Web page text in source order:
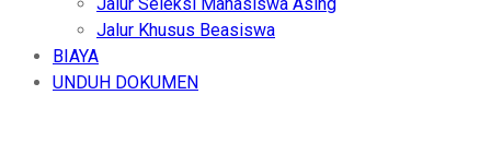
Jalur Khusus Beasiswa
BIAYA
UNDUH DOKUMEN